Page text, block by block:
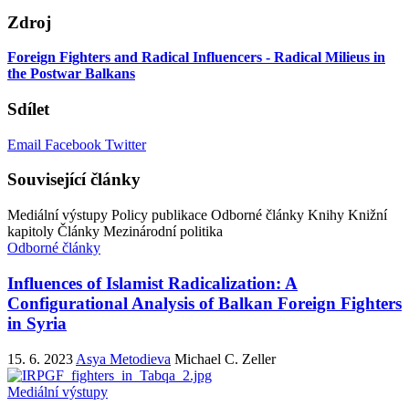
Zdroj
Foreign Fighters and Radical Influencers - Radical Milieus in
the Postwar Balkans
Sdílet
Email Facebook Twitter
Související články
Mediální výstupy Policy publikace Odborné články Knihy Knižní
kapitoly Články Mezinárodní politika
Odborné články
Influences of Islamist Radicalization: A
Configurational Analysis of Balkan Foreign Fighters
in Syria
15. 6. 2023 Asya Metodieva Michael C. Zeller
Mediální výstupy